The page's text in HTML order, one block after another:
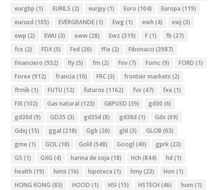
eurgbp (1) EURILS (2) eurjpy(1) Euro (104) Europa (119)
eurusd (105) EVERGRANDE(1) Ewg (1) ewh (4) ewj (3)
ewp (2) EWU (3) eww(28) Ewz (319) F(1) fb (27)
fcx (2) FDX(5) Fed (26) ffie (2) Fibonacci (3987)
financiero (932) fly(5) fm (2) Fnv(7) Fomc(9) FORD (1)
Forex (912) francia (10) FRC(3) frontier markets (2)
ftmib (1) FUTU (12) futuros (1162) fvx (47) fxe (1)
FXI (102) Gas natural (123) GBPUSD (39) gd30 (6)
gd30d (9) GD35 (3) gd35d (8) gd38d (1) Gdx (69)
Gdxj (15) ggal (218) Ggb (26) gld (3) GLOB (63)
gme (1) GOL(18) Gold (548) Googl (40) gprk(23)
GS (1) GXG (4) harina de soja (18) Hch (844) hd (1)
health (19) hims (16) hipoteca (1) hmy(23) Hon (1)
HONG KONG (83) HOOD (1) HSI (15) HSTECH (46) hum (1)